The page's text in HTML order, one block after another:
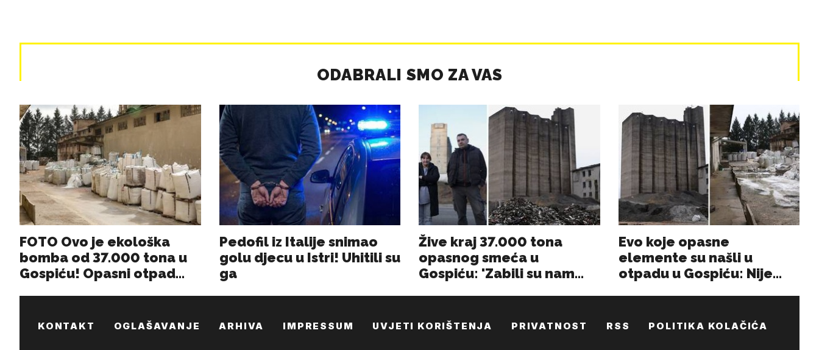
KONTAKT OGLAŠAVANJE ARHIVA IMPRESSUM UVJETI KORIŠTENJA PRIVATNOST RSS POLITIKA KOLAČIĆA